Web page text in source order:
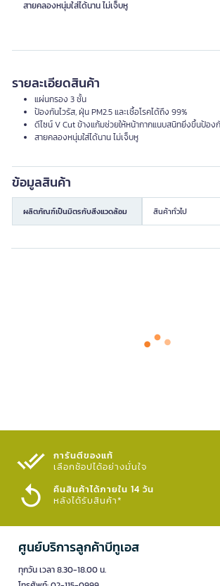
รายละเอียดสินค้า
แผ่นกรอง 3 ชั้น
ป้องกันไวรัส, ฝุ่น PM2.5 และเชื้อโรคได้ถึง 99%
ดีไซน์ V Cut ข้างแก้มช่วยให้หน้ากากแนบสนิทยิ่งขึ้นป้อ
สายคลองหนุ่มใส่ได้นาน ไม่เจ็บหู
ข้อมูลสินค้า
ผลิตภัณฑ์เป็นมิตรกับสิ่งแวดล้อม สินค้าทั่วไป
การันตีของแท้
เลือกช้อปได้อย่างมั่นใจ​
คืนสินค้าได้ภายใน 14 วัน
หลังได้รับสินค้า*
ศูนย์บริการลูกค้าบีทูเอส
ทุกวัน เวลา 8.30-18.00 น.